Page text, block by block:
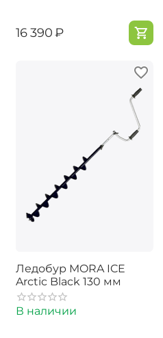
‍16 390‍₽
Ледобур MORA ICE
Arctic Black 130 мм
В наличии